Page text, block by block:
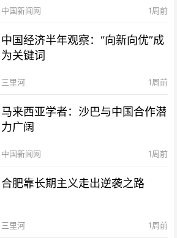
中国新闻网 1周前
中国经济半年观察：“向新向优”成
为关键词
三里河 1周前
马来西亚学者：沙巴与中国合作潜
力广阔
中国新闻网 1周前
合肥靠长期主义走出逆袭之路
三里河 1周前